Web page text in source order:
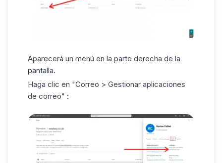
Aparecerá un menú en la parte derecha de la
pantalla.
Haga clic en "Correo > Gestionar aplicaciones
de correo" :